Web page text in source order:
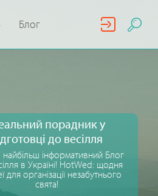
Блог
порадник у
до весілля
найбільш інформативний Блог
в Україні! HotWed: щодня
для організації незабутнього
свята!